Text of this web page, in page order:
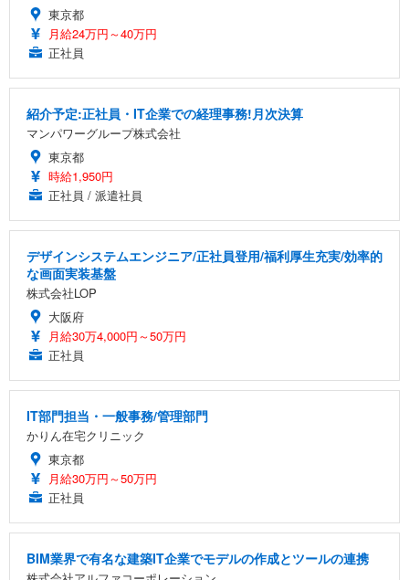
東京都
月給24万円～40万円
正社員
紹介予定:正社員・IT企業での経理事務!月次決算
マンパワーグループ株式会社
東京都
時給1,950円
正社員 / 派遣社員
デザインシステムエンジニア/正社員登用/福利厚生充実/効率的
な画面実装基盤
株式会社LOP
大阪府
月給30万4,000円～50万円
正社員
IT部門担当・一般事務/管理部門
かりん在宅クリニック
東京都
月給30万円～50万円
正社員
BIM業界で有名な建築IT企業でモデルの作成とツールの連携